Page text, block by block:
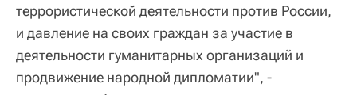
террористической деятельности против России,
и давление на своих граждан за участие в
деятельности гуманитарных организаций и
продвижение народной дипломатии", -